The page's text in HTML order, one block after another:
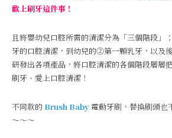
歡上刷牙這件事！
且將嬰幼兒口腔所需的清潔分為「三個階段
牙的口腔清潔，到幼兒的②第一顆乳牙，以及
研發出各項產品，將口腔清潔的各個階段層層
刷牙、愛上口腔清潔！
不同款的 Brush Baby電動牙刷，替換刷頭也
～～～